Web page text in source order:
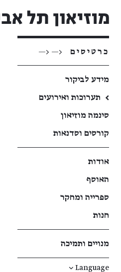
כרטיסים <— <—
מידע לביקור
←
תערוכות ואירועים
סינמה מוזיאון
קורסים וסדנאות
אודות
האוסף
ספרייה ומחקר
חנות
מנויים ותמיכה
Language
↓